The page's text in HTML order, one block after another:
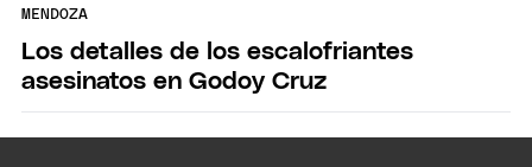
MENDOZA
Los detalles de los escalofriantes
asesinatos en Godoy Cruz